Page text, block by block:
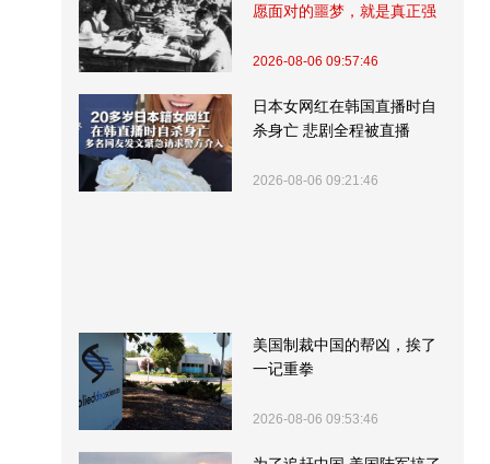
愿面对的噩梦，就是真正强
2026-08-06 09:57:46
日本女网红在韩国直播时自
杀身亡 悲剧全程被直播
2026-08-06 09:21:46
美国制裁中国的帮凶，挨了
一记重拳
2026-08-06 09:53:46